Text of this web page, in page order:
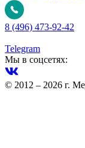
8 (496) 473-92-42
Telegram
Мы в соцсетях:
© 2012 – 2026 г.